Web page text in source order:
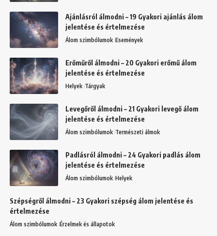
Ajánlásról álmodni – 19 Gyakori ajánlás álom
jelentése és értelmezése
Álom szimbólumok Események
Erőműről álmodni – 20 Gyakori erőmű álom
jelentése és értelmezése
Helyek Tárgyak
Levegőről álmodni – 21 Gyakori levegő álom
jelentése és értelmezése
Álom szimbólumok Természeti álmok
Padlásról álmodni – 24 Gyakori padlás álom
jelentése és értelmezése
Álom szimbólumok Helyek
Szépségről álmodni – 23 Gyakori szépség álom jelentése és
értelmezése
Álom szimbólumok Érzelmek és állapotok